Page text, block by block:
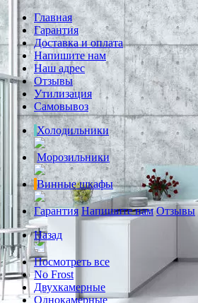
Главная
Гарантия
Доставка и оплата
Напишите нам
Наш адрес
Отзывы
Утилизация
Самовывоз
Холодильники
Морозильники
Винные шкафы
Гарантия Напишите нам Отзывы
Назад
Посмотреть все
No Frost
Двухкамерные
Однокамерные